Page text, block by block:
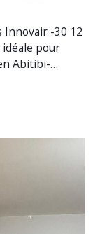
-30 12
idéale pour
Abitibi-